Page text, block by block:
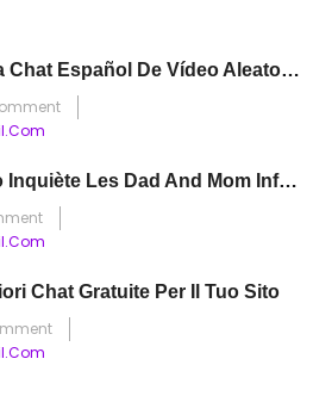
Chatroulette Alternativa Chat Español De Vídeo Aleatorio
Omegle : Le Chat Vidéo Inquiète Les Dad And Mom Information Authorized Drive S’exprime !
Chat Gratuite Per Il Tuo Sito